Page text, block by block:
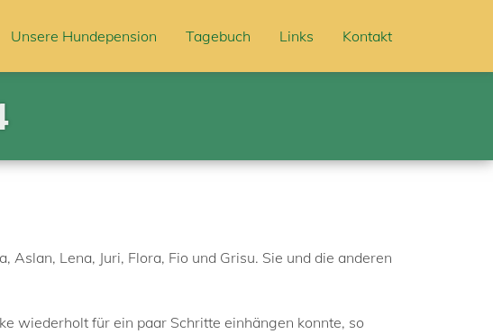
Unsere Hundepension Tagebuch Links Kontakt
Aslan, Lena, Juri, Flora, Fio und Grisu. Sie und die anderen
wiederholt für ein paar Schritte einhängen konnte, so